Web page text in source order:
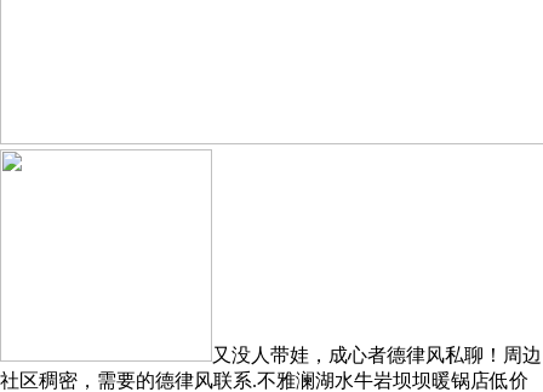
又没人带娃，成心者德律风私聊！周边
社区稠密，需要的德律风联系.不雅澜湖水牛岩坝坝暖锅店低价